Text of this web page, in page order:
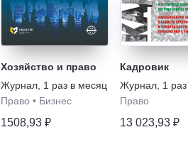
Хозяйство и право
Журнал 1 раз в месяц
Право • Бизнес
1508,93 ₽
Кадровик
Журнал 1
Право
13 023,93 ₽